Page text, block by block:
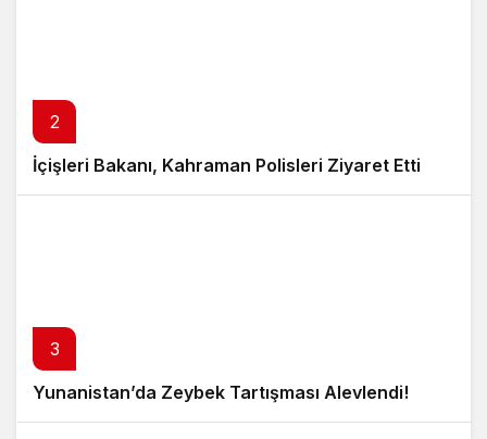
2
İçişleri Bakanı, Kahraman Polisleri Ziyaret Etti
3
Yunanistan’da Zeybek Tartışması Alevlendi!